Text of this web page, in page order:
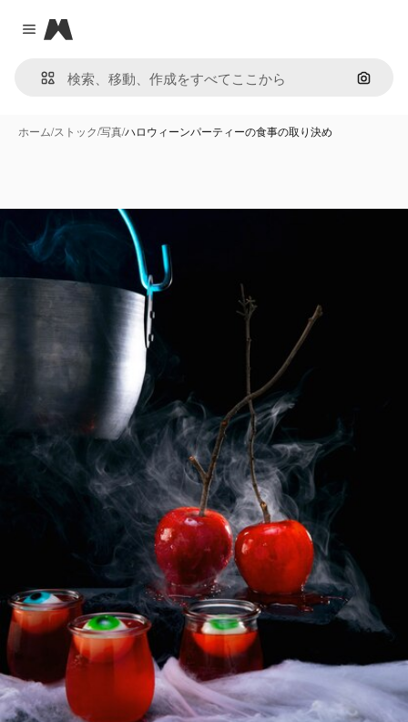
Close menu
Magnific
画像で
ホーム/ストック/写真/ハロウィーンパーティーの食事の取り決め